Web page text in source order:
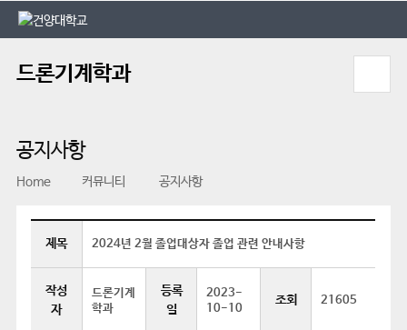
본문 바로가기
대메뉴 바로가기
드론기계학과
공지사항
Home 커뮤니티 공지사항
제목 2024년 2월 졸업대상자 졸업 관련 안내사항
작성
자
드론기계
학과
등록
일
2023-
10-10
조회 21605